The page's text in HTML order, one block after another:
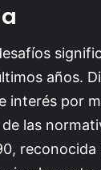
años.
interés por
las